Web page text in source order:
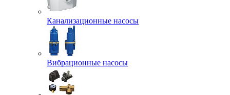
Канализационные насосы
Вибрационные насосы